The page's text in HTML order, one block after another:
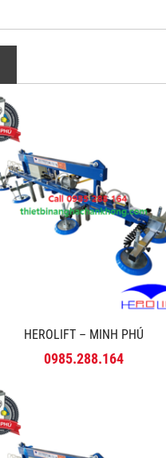
HEROLIFT – MINH PHÚ
0985.288.164